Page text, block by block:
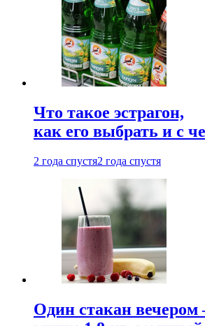
Что такое эстрагон,
как его выбрать и с
2 года спустя2 года спустя
Один стакан